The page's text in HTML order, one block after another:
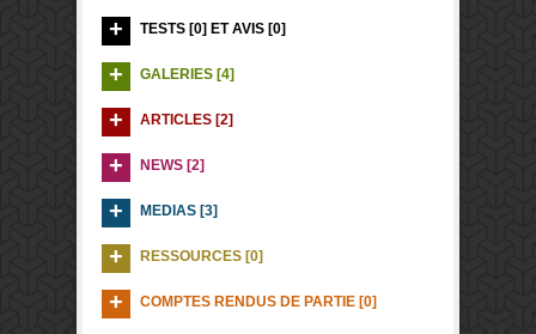
TESTS [0] ET AVIS [0]
GALERIES [4]
ARTICLES [2]
NEWS [2]
MEDIAS [3]
RESSOURCES [0]
COMPTES RENDUS DE PARTIE [0]